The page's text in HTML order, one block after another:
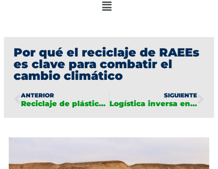
Por qué el reciclaje de RAEEs
es clave para combatir el
cambio climático
ANTERIOR
Reciclaje de plásticos provenientes de aparatos electrónicos
SIGUIENTE
Logística inversa en reciclaje de RAEEs: optimizando recogida y transporte de residuos electrónicos